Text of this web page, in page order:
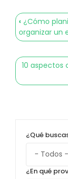
Enlaces
de
Book
boda
!trucos
‹ ¿Cómo
organizar un
10 aspectos
¿Qué
¿En qué